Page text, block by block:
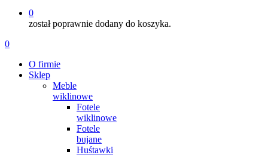
0
został poprawnie dodany do koszyka.
Menu
search
account
0
O firmie
Sklep
Meble
wiklinowe
Fotele
wiklinowe
Fotele
bujane
Huśtawki